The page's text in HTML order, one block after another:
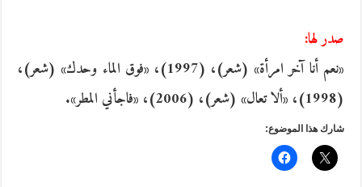
صدر لها:
«نعم أنا آخر امرأة» (شعر)، (1997)، «فوق الماء وحدك» (شعر)،
(1998)، «ألا تعال» (شعر)، (2006)، «فاجأني المطر».
شارك هذا الموضوع: